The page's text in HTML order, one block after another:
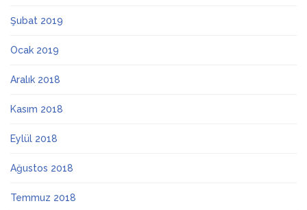
Şubat 2019
Ocak 2019
Aralık 2018
Kasım 2018
Eylül 2018
Ağustos 2018
Temmuz 2018